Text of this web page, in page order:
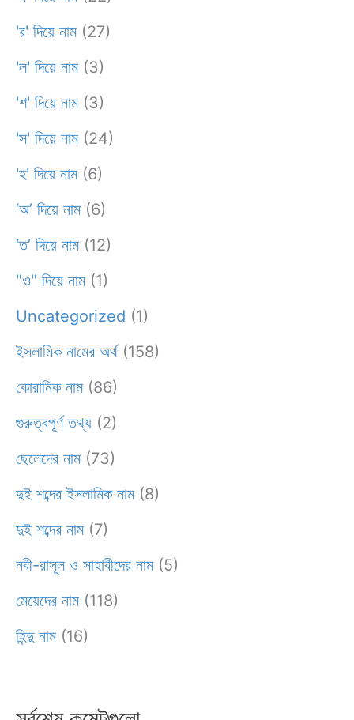
'র' দিয়ে নাম(27)
'ল' দিয়ে নাম(3)
'শ' দিয়ে নাম(3)
'স' দিয়ে নাম(24)
'হ' দিয়ে নাম(6)
‘অ’ দিয়ে নাম(6)
‘ত’ দিয়ে নাম(12)
"ও" দিয়ে নাম(1)
Uncategorized (1)
ইসলামিক নামের অর্থ(158)
কোরানিক নাম(86)
গুরুত্বপূর্ণ তথ্য (2)
ছেলেদের নাম(73)
দুই শব্দের ইসলামিক নাম(8)
দুই শব্দের নাম(7)
নবী-রাসূল ও সাহাবীদের নাম(5)
মেয়েদের নাম(118)
হিন্দু নাম(16)